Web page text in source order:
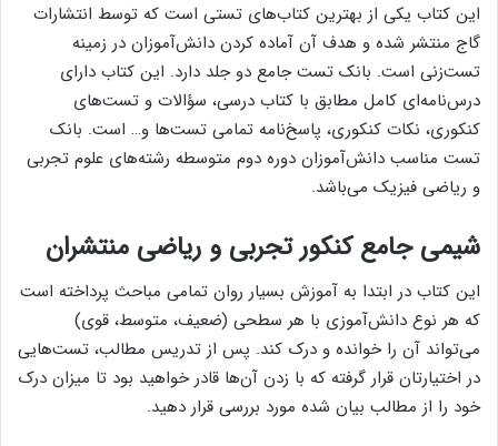
این کتاب یکی از بهترین کتاب‌های تستی است که توسط انتشارات
گاج منتشر شده و هدف آن آماده کردن دانش‌آموزان در زمینه
تست‌زنی است. بانک تست جامع دو جلد دارد. این کتاب دارای
درس‌نامه‌ای کامل مطابق با کتاب درسی، سؤالات و تست‌های
کنکوری، نکات کنکوری، پاسخ‌نامه تمامی تست‌ها و… است. بانک
تست مناسب دانش‌آموزان دوره دوم متوسطه رشته‌های علوم ‌تجربی
و ریاضی فیزیک می‌باشد.
شیمی جامع کنکور تجربی و ریاضی منتشران
این کتاب در ابتدا به آموزش بسیار روان تمامی مباحث پرداخته است
که هر نوع دانش‌آموزی با هر سطحی (ضعیف، متوسط، قوی)
می‌تواند آن را خوانده و درک کند. پس از تدریس مطالب، تست‌هایی
در اختیارتان قرار گرفته که با زدن آن‌ها قادر خواهید بود تا میزان درک
خود را از مطالب بیان شده مورد بررسی قرار دهید.